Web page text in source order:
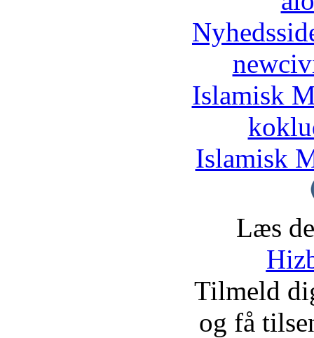
Islamisk
Islamisk
Læs
Tilmeld
og få